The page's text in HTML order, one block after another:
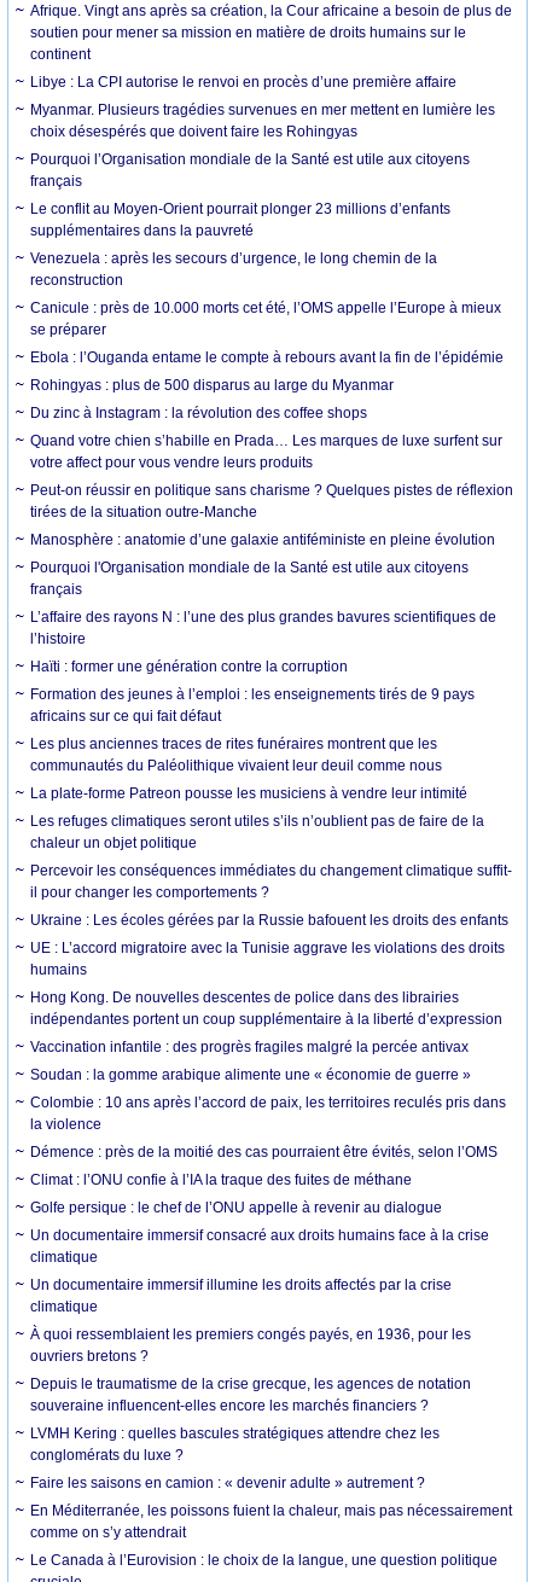
Afrique. Vingt ans après sa création, la Cour africaine a besoin de plus de
soutien pour mener sa mission en matière de droits humains sur le
continent
Libye : La CPI autorise le renvoi en procès d’une première affaire
Myanmar. Plusieurs tragédies survenues en mer mettent en lumière les
choix désespérés que doivent faire les Rohingyas
Pourquoi l’Organisation mondiale de la Santé est utile aux citoyens
français
Le conflit au Moyen-Orient pourrait plonger 23 millions d’enfants
supplémentaires dans la pauvreté
Venezuela : après les secours d’urgence, le long chemin de la
reconstruction
Canicule : près de 10.000 morts cet été, l’OMS appelle l’Europe à mieux
se préparer
Ebola : l’Ouganda entame le compte à rebours avant la fin de l’épidémie
Rohingyas : plus de 500 disparus au large du Myanmar
Du zinc à Instagram : la révolution des coffee shops
Quand votre chien s’habille en Prada… Les marques de luxe surfent sur
votre affect pour vous vendre leurs produits
Peut-on réussir en politique sans charisme ? Quelques pistes de réflexion
tirées de la situation outre-Manche
Manosphère : anatomie d’une galaxie antiféministe en pleine évolution
Pourquoi l'Organisation mondiale de la Santé est utile aux citoyens
français
L’affaire des rayons N : l’une des plus grandes bavures scientifiques de
l’histoire
Haïti : former une génération contre la corruption
Formation des jeunes à l’emploi : les enseignements tirés de 9 pays
africains sur ce qui fait défaut
Les plus anciennes traces de rites funéraires montrent que les
communautés du Paléolithique vivaient leur deuil comme nous
La plate-forme Patreon pousse les musiciens à vendre leur intimité
Les refuges climatiques seront utiles s’ils n’oublient pas de faire de la
chaleur un objet politique
Percevoir les conséquences immédiates du changement climatique suffit-
il pour changer les comportements ?
Ukraine : Les écoles gérées par la Russie bafouent les droits des enfants
UE : L’accord migratoire avec la Tunisie aggrave les violations des droits
humains
Hong Kong. De nouvelles descentes de police dans des librairies
indépendantes portent un coup supplémentaire à la liberté d’expression
Vaccination infantile : des progrès fragiles malgré la percée antivax
Soudan : la gomme arabique alimente une « économie de guerre »
Colombie : 10 ans après l’accord de paix, les territoires reculés pris dans
la violence
Démence : près de la moitié des cas pourraient être évités, selon l’OMS
Climat : l’ONU confie à l’IA la traque des fuites de méthane
Golfe persique : le chef de l’ONU appelle à revenir au dialogue
Un documentaire immersif consacré aux droits humains face à la crise
climatique
Un documentaire immersif illumine les droits affectés par la crise
climatique
À quoi ressemblaient les premiers congés payés, en 1936, pour les
ouvriers bretons ?
Depuis le traumatisme de la crise grecque, les agences de notation
souveraine influencent-elles encore les marchés financiers ?
LVMH Kering : quelles bascules stratégiques attendre chez les
conglomérats du luxe ?
Faire les saisons en camion : « devenir adulte » autrement ?
En Méditerranée, les poissons fuient la chaleur, mais pas nécessairement
comme on s’y attendrait
Le Canada à l’Eurovision : le choix de la langue, une question politique